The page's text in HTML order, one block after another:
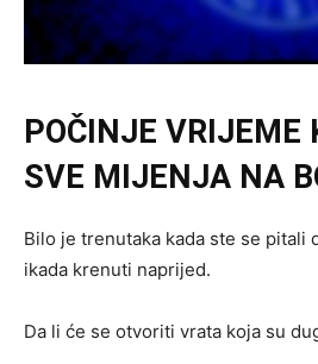
POČINJE VRIJEME
SVE MIJENJA NA
Bilo je trenutaka kada ste se pitali
ikada krenuti naprijed.
Da li će se otvoriti vrata koja su